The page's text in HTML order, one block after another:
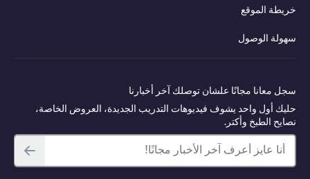
خريطة الموقع
سهولة الوصول
سجل معانا مجانًا علشان توصلك آخر أخبارنا
حليك أول واحد يشوف فيديوهات التدريب الجديدة، العروض الخاصة،
نصايح الطبخ وأكتر.
أنا عايز أعرف آخر الأخبار مجانًا!